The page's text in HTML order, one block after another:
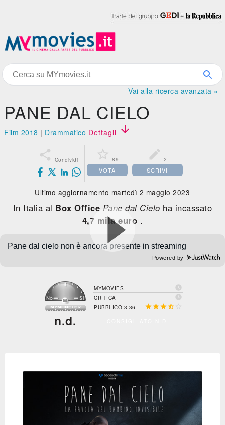
Vai alla ricerca avanzata »
PANE DAL CIELO
Film 2018 | Drammatico Dettagli 
 Condividi  89
VOTA
 2
SCRIVI
Ultimo aggiornamento martedì 2 maggio 2023
In Italia al Box Office Pane dal Cielo ha incassato
4,7 mila euro .
Powered by
n.d.
MYMOVIES 
CRITICA 
PUBBLICO 3,36  